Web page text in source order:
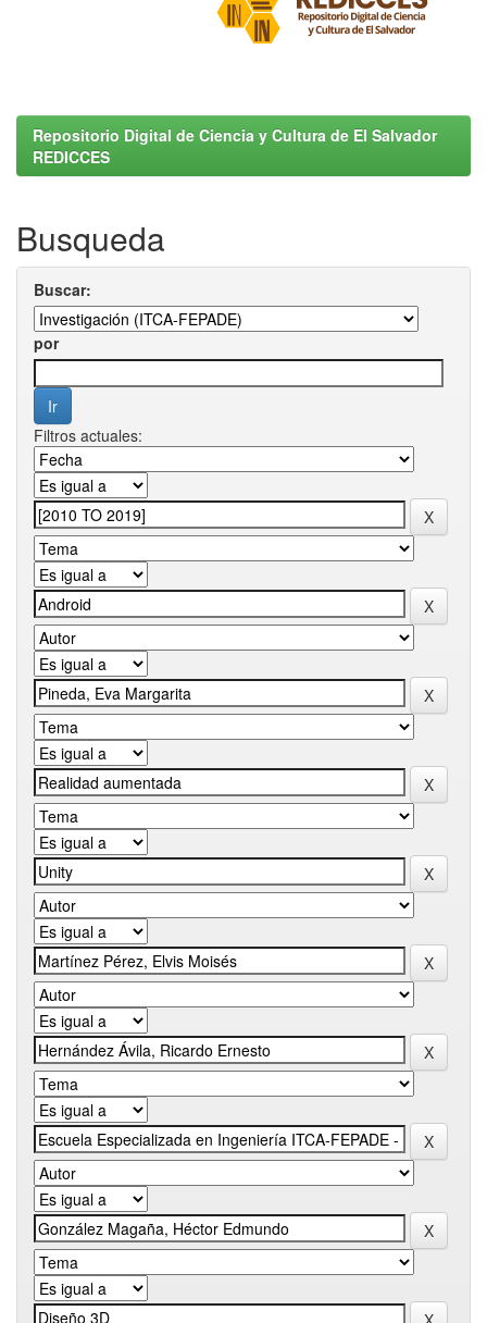
Repositorio Digital de Ciencia y Cultura de El Salvador
REDICCES
Busqueda
Buscar:
por
Filtros actuales: